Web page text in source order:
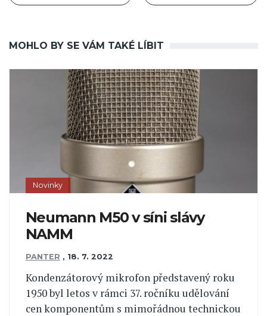
MOHLO BY SE VÁM TAKÉ LÍBIT
Novinky
Neumann M50 v síni slávy
NAMM
PANTER , 18. 7. 2022
Kondenzátorový mikrofon představený roku
1950 byl letos v rámci 37. ročníku udělování
cen komponentům s mimořádnou technickou